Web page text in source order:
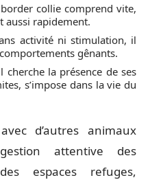
collie comprend vite,
aussi rapidement.
activité ni stimulation, il
gênants.
cherche la présence de ses
s’impose dans la vie du
d’autres animaux
attentive des
espaces refuges,